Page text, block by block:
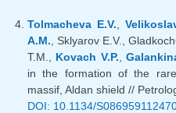
Tolmacheva E.V. ,
A.M. , Sklyarov E.V.,
T.M., Kovach V.P.
in the formation of the
massif, Aldan shield //
DOI: 10.1134/